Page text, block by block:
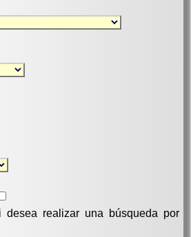
desea realizar una búsqueda por